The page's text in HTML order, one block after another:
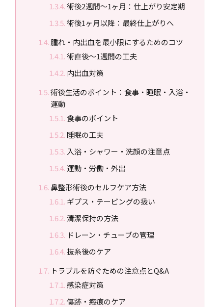
術後2週間〜1ヶ月：仕上がり安定期
術後1ヶ月以降：最終仕上がりへ
腫れ・内出血を最小限にするためのコツ
術直後〜1週間の工夫
内出血対策
術後生活のポイント：食事・睡眠・入浴・
運動
食事のポイント
睡眠の工夫
入浴・シャワー・洗顔の注意点
運動・労働・外出
鼻整形術後のセルフケア方法
ギプス・テーピングの扱い
清潔保持の方法
ドレーン・チューブの管理
抜糸後のケア
トラブルを防ぐための注意点とQ&A
感染症対策
傷跡・瘢痕のケア